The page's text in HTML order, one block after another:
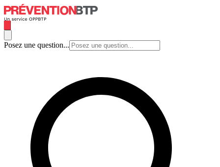
Posez une question...